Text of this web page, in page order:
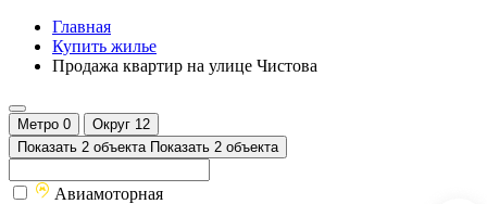
Главная
Купить жилье
Продажа квартир на улице Чистова
Метро 0 Округ 12
Показать 2 объекта Показать 2 объекта
Авиамоторная